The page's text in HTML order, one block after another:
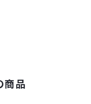
商品